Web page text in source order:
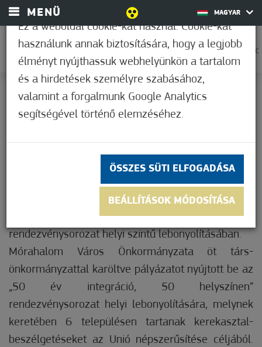
MENÜ MAGYAR
0
36,1°C
Nem értékelt
EURÓPA KÖVETKEZŐ 50 ÉVE
A HOMOKHÁTI
Zákányszék, Röszke, Ásotthalom és Baja is részt
vett az 50 év integráció, 50 helyszínen
rendezvénysorozat helyi szintű lebonyolításában.
Mórahalom Város Önkormányzata öt társ-
önkormányzattal karöltve pályázatot nyújtott be az
„50 év integráció, 50 helyszínen”
rendezvénysorozat helyi lebonyolítására, melynek
keretében 6 településen tartanak kerekasztal-
beszélgetéseket az Unió népszerűsítése céljából.
Ez a weboldal cookie-kat használ. Cookie-kat
használunk annak biztosítására, hogy a legjobb
élményt nyújthassuk webhelyünkön a tartalom
és a hirdetések személyre szabásához,
valamint a forgalmunk Google Analytics
segítségével történő elemzéséhez.
ÖSSZES SÜTI ELFOGADÁSA
BEÁLLÍTÁSOK MÓDOSÍTÁSA